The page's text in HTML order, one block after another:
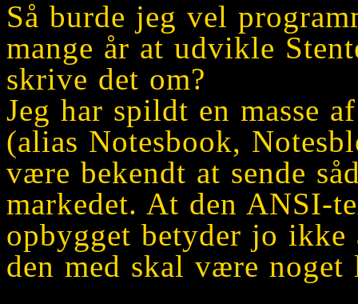
Så burde jeg vel
mange år at udvikle
skrive det om?
Jeg har spildt en masse
(alias Notesbook,
være bekendt at sende
markedet. At den ANSI-
opbygget betyder jo
den med skal være noget